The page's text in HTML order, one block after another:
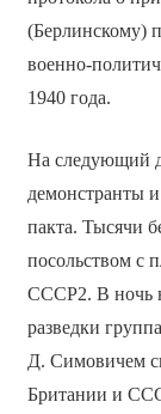
(Берлинскому)
военно-
1940 года.
На следующий
демонстранты
пакта. Тысячи
посольством с
СССР2. В ночь
разведки
Д. Симовичем
Британии и